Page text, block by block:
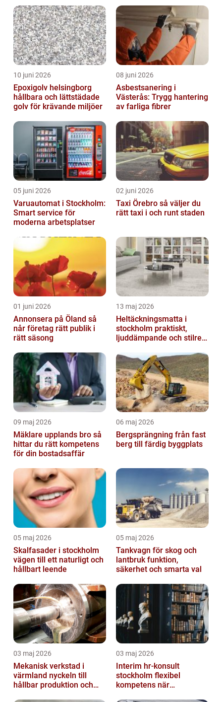
10 juni 2026
Epoxigolv helsingborg
hållbara och lättstädade
golv för krävande miljöer
08 juni 2026
Asbestsanering i
Västerås: Trygg hantering
av farliga fibrer
05 juni 2026
Varuautomat i Stockholm:
Smart service för
moderna arbetsplatser
02 juni 2026
Taxi Örebro så väljer du
rätt taxi i och runt staden
01 juni 2026
Annonsera på Öland så
når företag rätt publik i
rätt säsong
13 maj 2026
Heltäckningsmatta i
stockholm praktiskt,
ljuddämpande och stilrent
09 maj 2026
Mäklare upplands bro så
hittar du rätt kompetens
för din bostadsaffär
06 maj 2026
Bergsprängning från fast
berg till färdig byggplats
05 maj 2026
Skalfasader i stockholm
vägen till ett naturligt och
hållbart leende
05 maj 2026
Tankvagn för skog och
lantbruk funktion,
säkerhet och smarta val
03 maj 2026
Mekanisk verkstad i
värmland nyckeln till
hållbar produktion och
03 maj 2026
Interim hr-konsult
stockholm flexibel
kompetens när